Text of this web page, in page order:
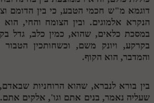
תלמוד עשר הספירות חלק ה
תלמוד עשר הספירות חלק ו
תלמוד עשר הספירות חלק ז
תלמוד עשר הספירות חלק ט
דוגמא מ"ש חכמי הטבע, כי בין הדומם
הנקרא אלמוגים. ובין הצומח והחי,
במסכת כלאים, שהוא, כמין כלב, גדל
בקרקע, ויונק משם, וכשחותכין
והמדבר, הוא הקוף.
בין בורא לנברא, שהוא הרוחניות
שעליה נאמר, בנים אתם וגו', אלקים